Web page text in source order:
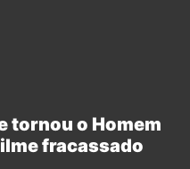
tornou o Homem
fracassado